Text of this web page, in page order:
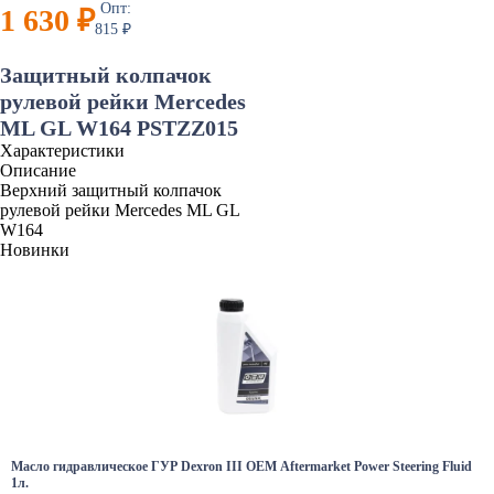
1 630 ₽ Опт:
815 ₽
Защитный колпачок
рулевой рейки Mercedes
ML GL W164 PSTZZ015
Характеристики
Описание
Верхний защитный колпачок
рулевой рейки Mercedes ML GL
W164
Новинки
Масло гидравлическое ГУР Dexron III OEM Aftermarket Power Steering Fluid
1л.